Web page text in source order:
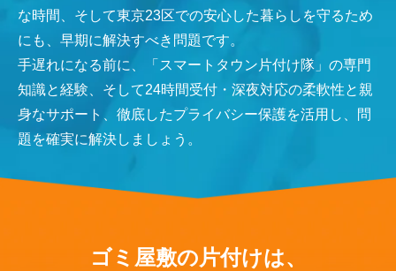
な時間、そして東京23区での安心した暮らしを守るため
にも、早期に解決すべき問題です。
手遅れになる前に、「スマートタウン片付け隊」の専門
知識と経験、そして24時間受付・深夜対応の柔軟性と親
身なサポート、徹底したプライバシー保護を活用し、問
題を確実に解決しましょう。
ゴミ屋敷の片付けは、